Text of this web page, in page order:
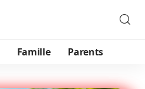
Famille Parents